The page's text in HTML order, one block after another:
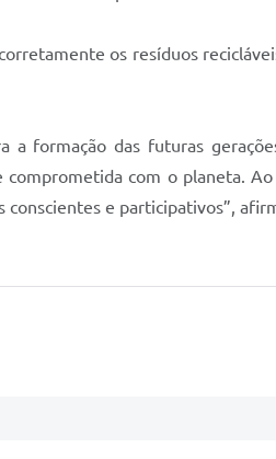
os resíduos
a formação das futuras
com o planeta. Ao
e participativos”,